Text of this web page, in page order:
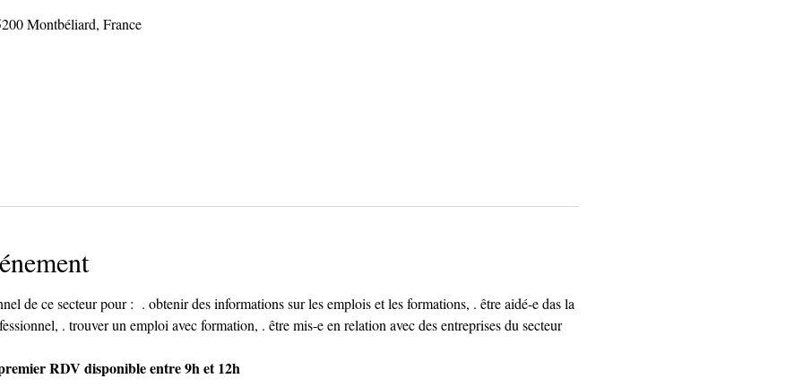
Montbéliard, France
de ce secteur pour :  . obtenir des informations sur les emplois et les formations, . être aidé-e das la
. trouver un emploi avec formation, . être mis-e en relation avec des entreprises du secteur
RDV disponible entre 9h et 12h